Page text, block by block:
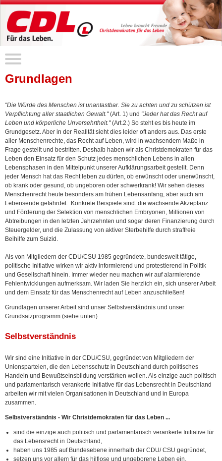
Grundlagen
"Die Würde des Menschen ist unantastbar. Sie zu achten und zu schützen ist
Verpflichtung aller staatlichen Gewalt."(Art. 1) und "Jeder hat das Recht auf
Leben und körperliche Unversehrtheit."(Art.2.) So steht es bis heute im
Grundgesetz. Aber in der Realität sieht dies leider oft anders aus. Das erste
aller Menschenrechte, das Recht auf Leben, wird in wachsendem Maße in
Frage gestellt und bestritten. Deshalb haben wir als Christdemokraten für das
Leben den Einsatz für den Schutz jedes menschlichen Lebens in allen
Lebensphasen in den Mittelpunkt unserer Aufklärungsarbeit gestellt. Denn
jeder Mensch hat das Recht leben zu dürfen, ob erwünscht oder unerwünscht,
ob krank oder gesund, ob ungeboren oder schwerkrank! Wir sehen dieses
Menschenrecht heute besonders am frühen Lebensanfang, aber auch am
Lebensende gefährdet. Konkrete Beispiele sind: die wachsende Akzeptanz
und Förderung der Selektion von menschlichen Embryonen, Millionen von
Abtreibungen in den letzten Jahrzehnten und sogar deren Finanzierung durch
Steuergelder, und die Zulassung von aktiver Sterbehilfe durch straffreie
Beihilfe zum Suizid.
Als von Mitgliedern der CDU/CSU 1985 gegründete, bundesweit tätige,
politische Initiative wirken wir aktiv informierend und protestierend in Politik
und Gesellschaft hinein. Immer wieder neu machen wir auf alarmierende
Fehlentwicklungen aufmerksam. Wir laden Sie herzlich ein, sich unserer Arbeit
und dem Einsatz für das Menschenrecht auf Leben anzuschließen!
Grundlagen unserer Arbeit sind unser Selbstverständnis und unser
Grundsatzprogramm (siehe unten).
Selbstverständnis
Wir sind eine Initiative in der CDU/CSU, gegründet von Mitgliedern der
Unionsparteien, die den Lebensschutz in Deutschland durch politisches
Handeln und Bewußtseinsbildung verstärken wollen. Als einzige auch politisch
und parlamentarisch verankerte Initiative für das Lebensrecht in Deutschland
arbeiten wir mit vielen Organisationen in Deutschland und in Europa
zusammen.
Selbstverständnis - Wir Christdemokraten für das Leben ...
sind die einzige auch politisch und parlamentarisch verankerte Initiative für
das Lebensrecht in Deutschland,
haben uns 1985 auf Bundesebene innerhalb der CDU/ CSU gegründet,
setzen uns vor allem für das hilflose und ungeborene Leben ein,